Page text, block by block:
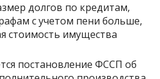
долгов по кредитам,
с учетом пени больше,
стоимость имущества
постановление ФССП об